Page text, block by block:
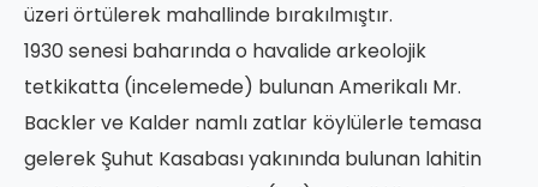
üzeri örtülerek mahallinde bırakılmıştır.
1930 senesi baharında o havalide arkeolojik
tetkikatta (incelemede) bulunan Amerikalı Mr.
Backler ve Kalder namlı zatlar köylülerle temasa
gelerek Şuhut Kasabası yakınında bulunan lahitin